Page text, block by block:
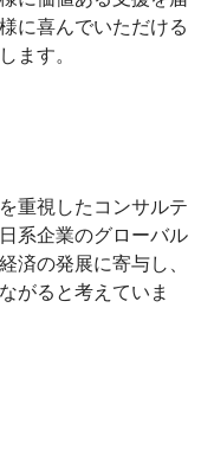
に喜んでいただける
ます。
重視したコンサルテ
系企業のグローバル
済の発展に寄与し、
がると考えていま